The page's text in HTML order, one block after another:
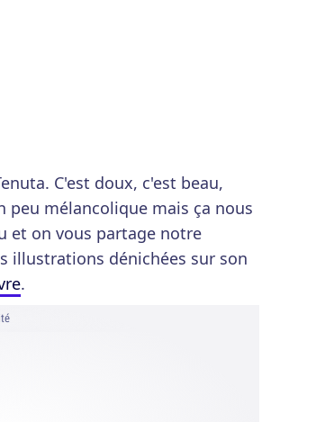
C'est doux, c'est beau,
peu mélancolique mais ça nous
et on vous partage notre
illustrations dénichées sur son
.